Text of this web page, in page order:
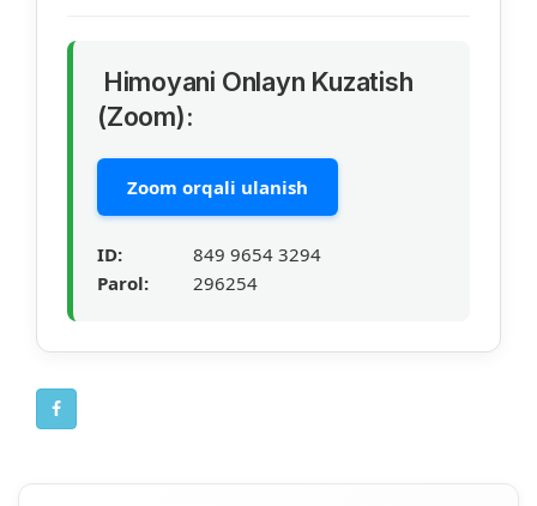
Himoyani Onlayn Kuzatish
(Zoom):
Zoom orqali ulanish
ID:
849 9654 3294
Parol:
296254